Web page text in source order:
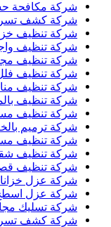
شركة مكافحة
شركة كشف
شركة تنظيف
شركة تنظيف
شركة تنظيف
شركة تنظيف فلل
شركة تنظيف
شركة تنظيف
شركة تنظيف
شركة ترميم
شركة تنظيف
شركة تنظيف
شركة تنظيف
شركة عزل
شركة عزل
شركة تسليك
شركة كشف